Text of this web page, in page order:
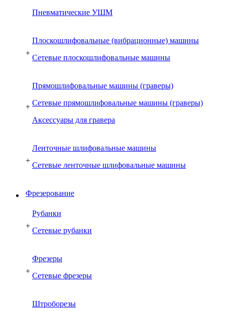
Пневматические УШМ
+
Плоскошлифовальные (вибрационные) машины
Сетевые плоскошлифовальные машины
+
Прямошлифовальные машины (граверы)
Сетевые прямошлифовальные машины (граверы)
Аксессуары для гравера
+
Ленточные шлифовальные машины
Сетевые ленточные шлифовальные машины
Фрезерование
+
Рубанки
Сетевые рубанки
+
Фрезеры
Сетевые фрезеры
Штроборезы